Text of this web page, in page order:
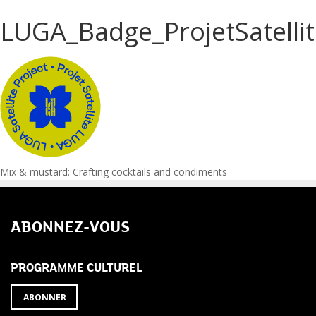
Navigation
l’article
Mix & mustard: Crafting cocktails and condiments
ABONNEZ-VOUS
PROGRAMME CULTUREL
ABONNER